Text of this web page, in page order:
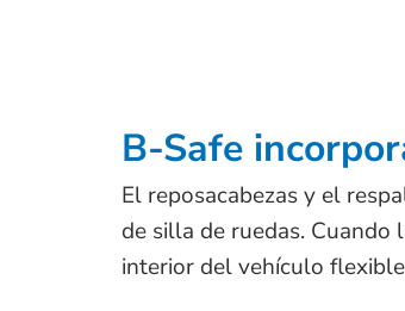
B-Safe
El reposacabezas y el
de silla de ruedas. Cuando
interior del vehículo